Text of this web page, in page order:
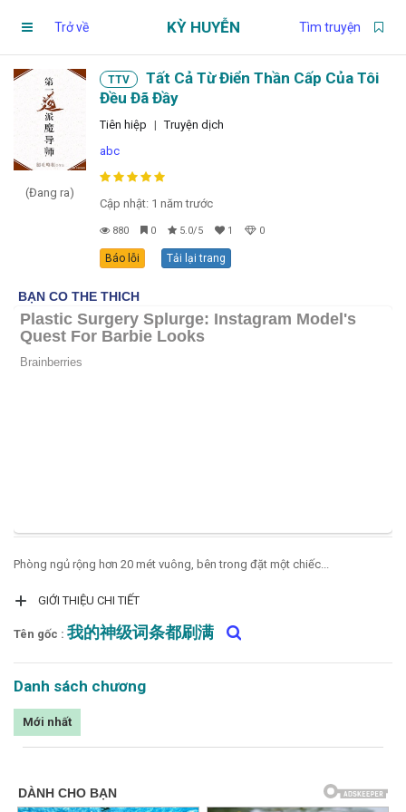
Trở về KỲ HUYỄN Tìm truyện
(Đang ra)
TTV
Tất Cả Từ Điển Thần Cấp Của Tôi
Đều Đã Đầy
Tiên hiệp | Truyện dịch
abc
Cập nhật: 1 năm trước
880 0 5.0/5 1 0
Báo lỗi Tải lại trang
Phòng ngủ rộng hơn 20 mét vuông, bên trong đặt một chiếc...
GIỚI THIỆU CHI TIẾT
Tên gốc : 我的神级词条都刷满
Danh sách chương
Mới nhất
Trang chủ
Chương chưa xem
Chương đánh dấu
Truyện đang đọc
Tìm truyện